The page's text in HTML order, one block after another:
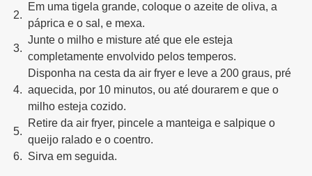
Em uma tigela grande, coloque o azeite de oliva, a
páprica e o sal, e mexa.
Junte o milho e misture até que ele esteja
completamente envolvido pelos temperos.
Disponha na cesta da air fryer e leve a 200 graus, pré
aquecida, por 10 minutos, ou até dourarem e que o
milho esteja cozido.
Retire da air fryer, pincele a manteiga e salpique o
queijo ralado e o coentro.
Sirva em seguida.